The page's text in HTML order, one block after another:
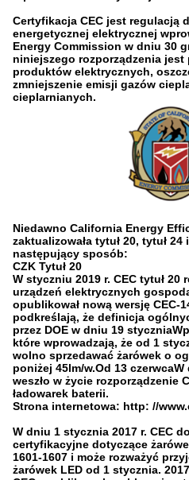
Certyfikacja CEC jest regulacją
energetycznej elektrycznej
Energy Commission w dniu 30
niniejszego rozporządzenia
produktów elektrycznych,
zmniejszenie emisji gazów
cieplarnianych.
Niedawno California Energy
zaktualizowała tytuł 20, tytuł
następujący sposób:
CZK Tytuł 20
W styczniu 2019 r. CEC tytuł
urządzeń elektrycznych
opublikował nową wersję CEC-
podkreślają, że definicja
przez DOE w dniu 19
które wprowadzają, że od 1
wolno sprzedawać żarówek o
poniżej 45lm/w.Od 13
weszło w życie rozporządzenie
ładowarek baterii.
Strona internetowa: http: //
W dniu 1 stycznia 2017 r. CEC
certyfikacyjne dotyczące
1601-1607 i może rozważyć
żarówek LED od 1 stycznia.